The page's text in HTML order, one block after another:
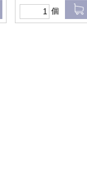
個